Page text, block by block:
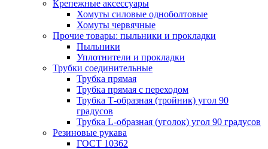
Крепежные аксессуары
Хомуты силовые одноболтовые
Хомуты червячные
Прочие товары: пыльники и прокладки
Пыльники
Уплотнители и прокладки
Трубки соединительные
Трубка прямая
Трубка прямая с переходом
Трубка Т-образная (тройник) угол 90
градусов
Трубка L-образная (уголок) угол 90 градусов
Резиновые рукава
ГОСТ 10362